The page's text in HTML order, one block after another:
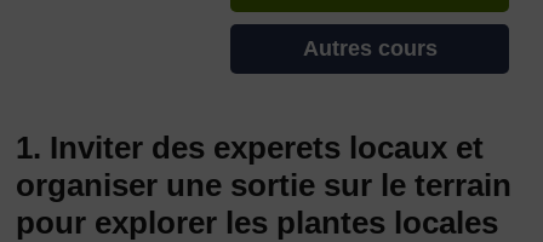
Autres cours
1. Inviter des experets locaux et
organiser une sortie sur le terrain
pour explorer les plantes locales